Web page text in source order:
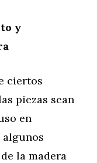
y
ciertos
piezas sean
en
la madera